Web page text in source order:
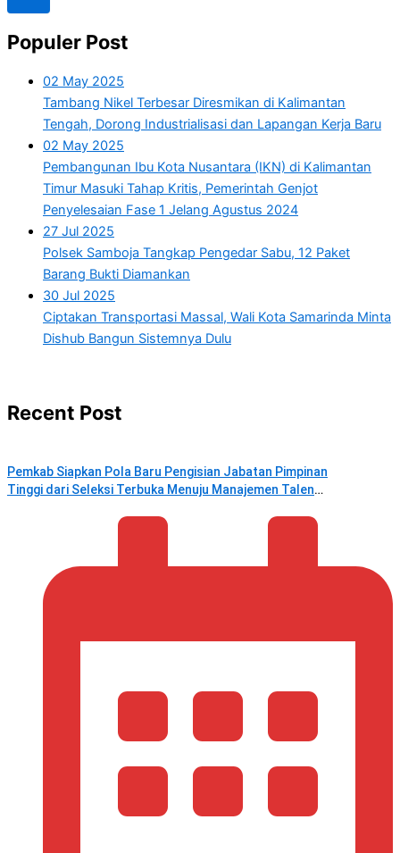
Populer Post
02 May 2025
Tambang Nikel Terbesar Diresmikan di Kalimantan
Tengah, Dorong Industrialisasi dan Lapangan Kerja Baru
02 May 2025
Pembangunan Ibu Kota Nusantara (IKN) di Kalimantan
Timur Masuki Tahap Kritis, Pemerintah Genjot
Penyelesaian Fase 1 Jelang Agustus 2024
27 Jul 2025
Polsek Samboja Tangkap Pengedar Sabu, 12 Paket
Barang Bukti Diamankan
30 Jul 2025
Ciptakan Transportasi Massal, Wali Kota Samarinda Minta
Dishub Bangun Sistemnya Dulu
Recent Post
Pemkab Siapkan Pola Baru Pengisian Jabatan Pimpinan
Tinggi dari Seleksi Terbuka Menuju Manajemen Talenta